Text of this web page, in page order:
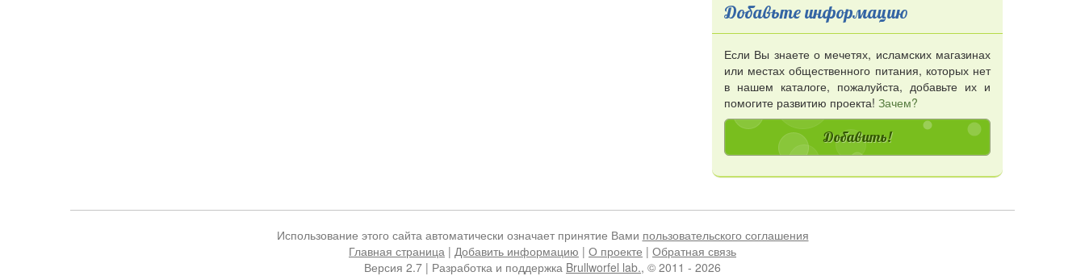
Добавьте информацию
Если Вы знаете о мечетях, исламских магазинах
или местах общественного питания, которых нет
в нашем каталоге, пожалуйста, добавьте их и
помогите развитию проекта! Зачем?
Добавить!
Использование этого сайта автоматически означает принятие Вами пользовательского соглашения
Главная страница | Добавить информацию | О проекте | Обратная связь
Версия 2.7 | Разработка и поддержка Brullworfel lab., © 2011 - 2026